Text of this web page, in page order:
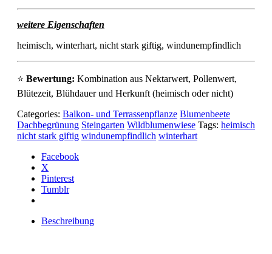
weitere Eigenschaften
heimisch, winterhart, nicht stark giftig, windunempfindlich
⭐ Bewertung: Kombination aus Nektarwert, Pollenwert,
Blütezeit, Blühdauer und Herkunft (heimisch oder nicht)
Categories: Balkon- und Terrassenpflanze Blumenbeete
Dachbegrünung Steingarten Wildblumenwiese Tags: heimisch
nicht stark giftig windunempfindlich winterhart
Facebook
X
Pinterest
Tumblr
Beschreibung